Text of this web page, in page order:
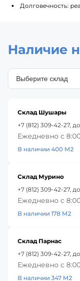
Долговечность:
Наличие
Склад Шушары
+7 (812) 309-42-27,
Ежедневно с
В наличии 400 М2
Склад Мурино
+7 (812) 309-42-27,
Ежедневно с
В наличии 178 М2
Склад Парнас
+7 (812) 309-42-27,
Ежедневно с
В наличии 347 М2